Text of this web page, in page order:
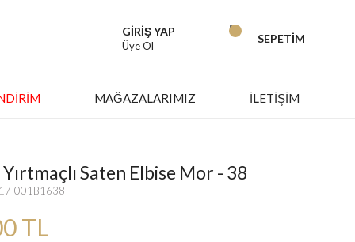
GİRİŞ YAP
Üye Ol
SEPETİM
MAĞAZALARIMIZ İLETİŞİM
Yırtmaçlı Saten Elbise Mor - 38
001B1638
TL